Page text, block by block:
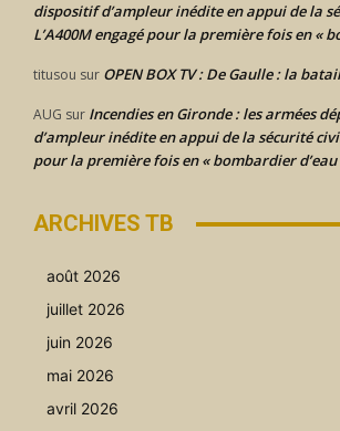
dispositif d’ampleur inédite en appui de la
L’A400M engagé pour la première fois en «
titusou sur OPEN BOX TV : De Gaulle : la
AUG sur Incendies en Gironde : les armées
d’ampleur inédite en appui de la sécurité
pour la première fois en « bombardier d’eau
ARCHIVES TB
août 2026
juillet 2026
juin 2026
mai 2026
avril 2026